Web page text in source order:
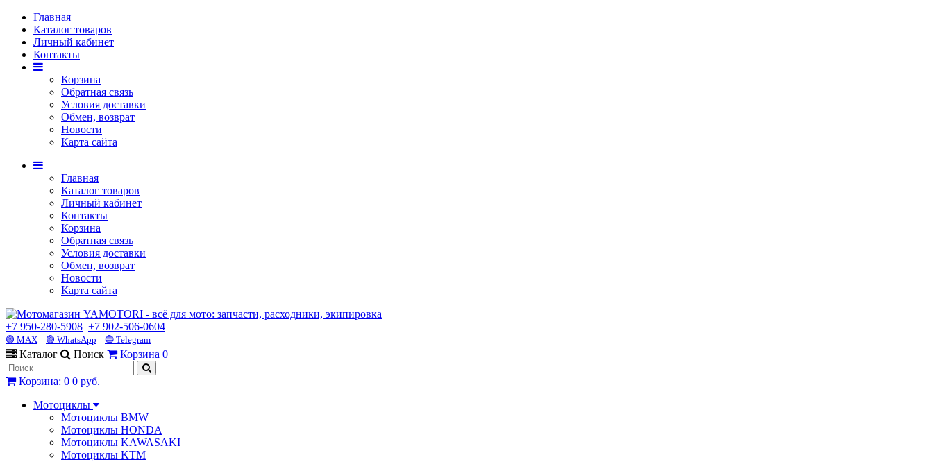
Главная
Каталог товаров
Личный кабинет
Контакты
Корзина
Обратная связь
Условия доставки
Обмен, возврат
Новости
Карта сайта
Главная
Каталог товаров
Личный кабинет
Контакты
Корзина
Обратная связь
Условия доставки
Обмен, возврат
Новости
Карта сайта
+7 950-280-5908 +7 902-506-0604
🟢 MAX 🟢 WhatsApp 🔵 Telegram
Каталог Поиск Корзина 0
Корзина: 0 0 руб.
Мотоциклы
Мотоциклы BMW
Мотоциклы HONDA
Мотоциклы KAWASAKI
Мотоциклы KTM